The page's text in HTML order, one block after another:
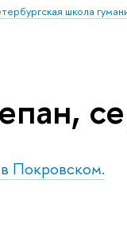
школа
Покровском.